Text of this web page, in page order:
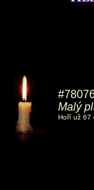
Malý
Hoří už 67